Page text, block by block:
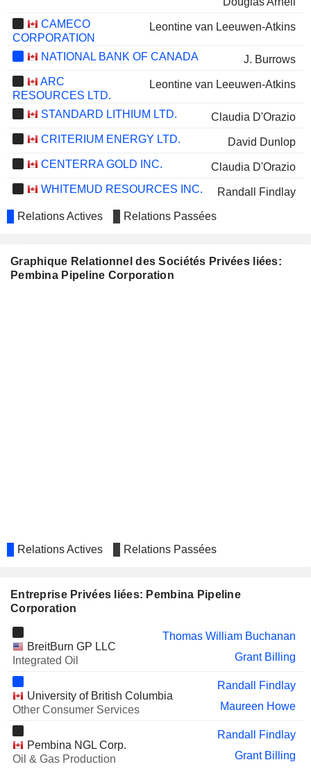
CAMECO
CORPORATION
Leontine van Leeuwen-Atkins
NATIONAL BANK OF CANADA
J. Burrows
ARC
RESOURCES LTD.
Leontine van Leeuwen-Atkins
STANDARD LITHIUM LTD.
Claudia D'Orazio
CRITERIUM ENERGY LTD.
David Dunlop
CENTERRA GOLD INC.
Claudia D'Orazio
WHITEMUD RESOURCES INC.
Randall Findlay
ARCHROCK, INC.
Anne-Marie Ainsworth
FREEHOLD ROYALTIES LTD.
Maureen Howe
CRESCENT ENERGY COMPANY
Relations Actives Relations Passées
Graphique Relationnel des Sociétés Privées liées:
Pembina Pipeline Corporation
Relations Actives Relations Passées
Entreprise Privées liées: Pembina Pipeline
Corporation
BreitBurn GP LLC
Integrated Oil
Thomas William Buchanan
Grant Billing
University of British Columbia
Other Consumer Services
Randall Findlay
Maureen Howe
Pembina NGL Corp.
Oil & Gas Production
Randall Findlay
Grant Billing